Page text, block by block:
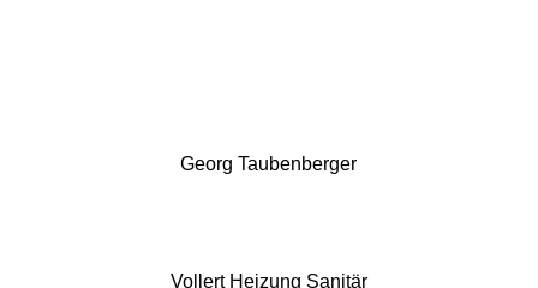
Georg Taubenberger
Vollert Heizung Sanitär